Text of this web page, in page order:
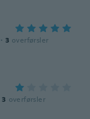
· 3 overførsler
3 overførsler